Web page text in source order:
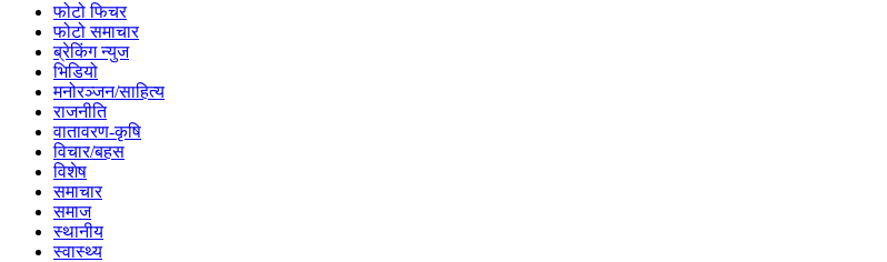
फोटो फिचर
फोटो समाचार
ब्रेकिंग न्युज
भिडियो
मनोरञ्जन/साहित्य
राजनीति
वातावरण-कृषि
विचार/बहस
विशेष
समाचार
समाज
स्थानीय
स्वास्थ्य